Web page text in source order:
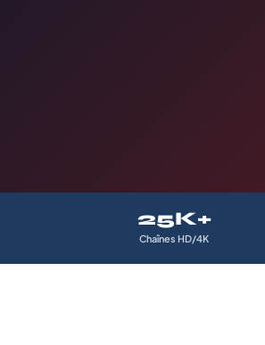
25K+
Chaînes HD/4K